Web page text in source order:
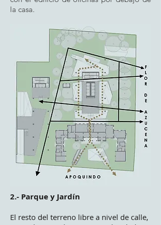
la casa.
2.- Parque y Jardín
El resto del terreno libre a nivel de calle,